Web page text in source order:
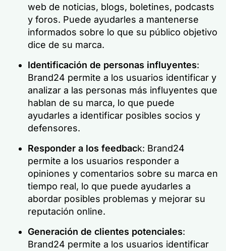
web de noticias, blogs, boletines, podcasts
y foros. Puede ayudarles a mantenerse
informados sobre lo que su público objetivo
dice de su marca.
Identificación de personas influyentes:
Brand24 permite a los usuarios identificar y
analizar a las personas más influyentes que
hablan de su marca, lo que puede
ayudarles a identificar posibles socios y
defensores.
Responder a los feedback: Brand24
permite a los usuarios responder a
opiniones y comentarios sobre su marca en
tiempo real, lo que puede ayudarles a
abordar posibles problemas y mejorar su
reputación online.
Generación de clientes potenciales:
Brand24 permite a los usuarios identificar